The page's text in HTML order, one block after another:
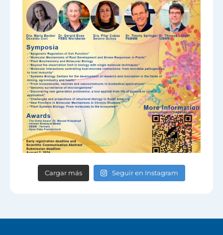
Cargar más Seguir en Instagram